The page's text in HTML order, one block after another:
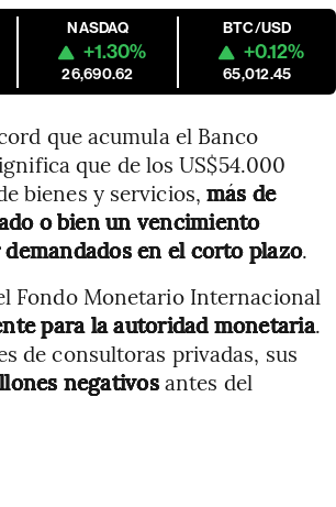
NASDAQ
+1.30%
26,690.62
BTC/USD
+0.12%
65,012.45
que acumula el Banco
que de los US$54.000
bienes y servicios,más de
o bien un vencimiento
en el corto plazo.
Fondo Monetario Internacional
para la autoridad monetaria.
de consultoras privadas, sus
negativosantes del